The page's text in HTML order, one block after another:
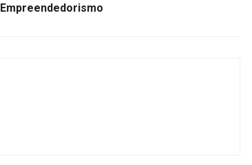
Empreendedorismo